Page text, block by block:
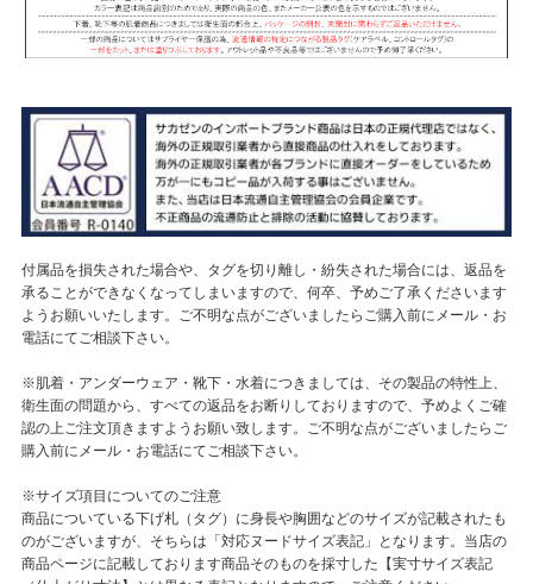
付属品を損失された場合や、タグを切り離し・紛失された場合には、返品を
承ることができなくなってしまいますので、何卒、予めご了承くださいます
ようお願いいたします。ご不明な点がございましたらご購入前にメール・お
電話にてご相談下さい。
※肌着・アンダーウェア・靴下・水着につきましては、その製品の特性上、
衛生面の問題から、すべての返品をお断りしておりますので、予めよくご確
認の上ご注文頂きますようお願い致します。ご不明な点がございましたらご
購入前にメール・お電話にてご相談下さい。
※サイズ項目についてのご注意
商品についている下げ札（タグ）に身長や胸囲などのサイズが記載されたも
のがございますが、そちらは「対応ヌードサイズ表記」となります。当店の
商品ページに記載しております商品そのものを採寸した【実寸サイズ表記